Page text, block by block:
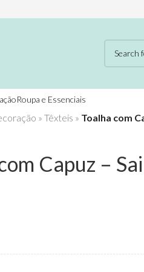
Roupa e Essenciais
» Têxteis » Toalha com
Capuz –